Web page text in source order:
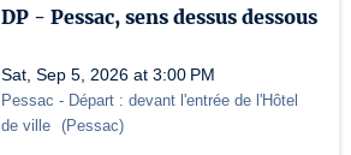
DP - Pessac, sens dessus dessous
Sat, Sep 5, 2026 at 3:00 PM
Pessac - Départ : devant l'entrée de l'Hôtel
de ville (Pessac)